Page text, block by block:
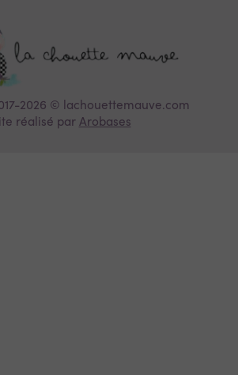
2026 © lachouettemauve.com
réalisé par Arobases